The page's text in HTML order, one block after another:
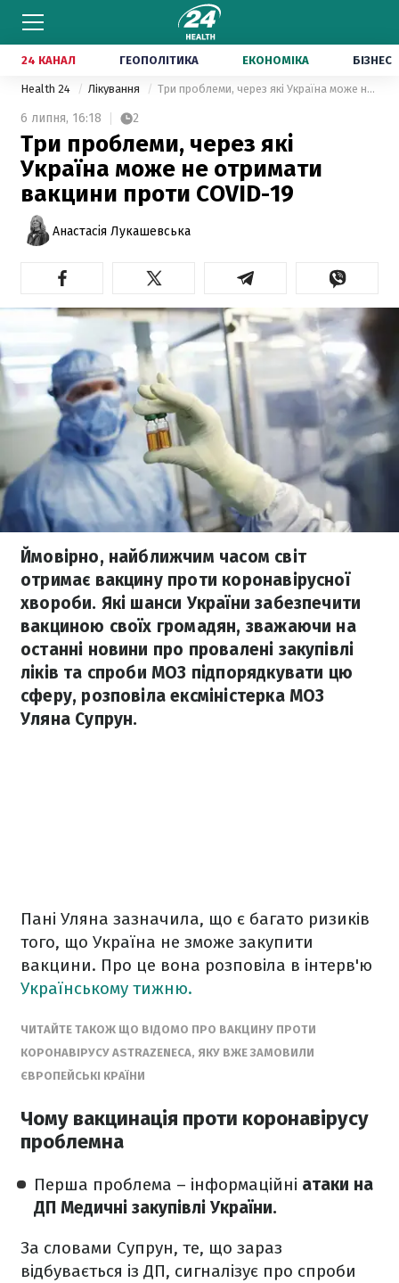
24 КАНАЛ ГЕОПОЛІТИКА ЕКОНОМІКА БІЗНЕС
Health 24 Лікування Три проблеми, через які Україна може не отримати вакцини проти COVID-19
6 липня, 16:18 2
Три проблеми, через які
Україна може не отримати
вакцини проти COVID-19
Анастасія Лукашевська
Ймовірно, найближчим часом світ
отримає вакцину проти коронавірусної
хвороби. Які шанси України забезпечити
вакциною своїх громадян, зважаючи на
останні новини про провалені закупівлі
ліків та спроби МОЗ підпорядкувати цю
сферу, розповіла ексміністерка МОЗ
Уляна Супрун.
Пані Уляна зазначила, що є багато ризиків
того, що Україна не зможе закупити
вакцини. Про це вона розповіла в інтерв'ю
Українському тижню.
ЧИТАЙТЕ ТАКОЖ ЩО ВІДОМО ПРО ВАКЦИНУ ПРОТИ
КОРОНАВІРУСУ АSTRAZENECA, ЯКУ ВЖЕ ЗАМОВИЛИ
ЄВРОПЕЙСЬКІ КРАЇНИ
Чому вакцинація проти коронавірусу
проблемна
Перша проблема – інформаційні атаки на
ДП Медичні закупівлі України.
За словами Супрун, те, що зараз
відбувається із ДП, сигналізує про спроби